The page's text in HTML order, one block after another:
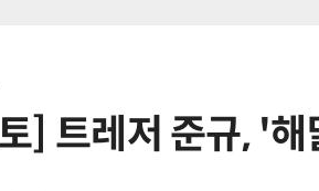
] 트레저 준규, '